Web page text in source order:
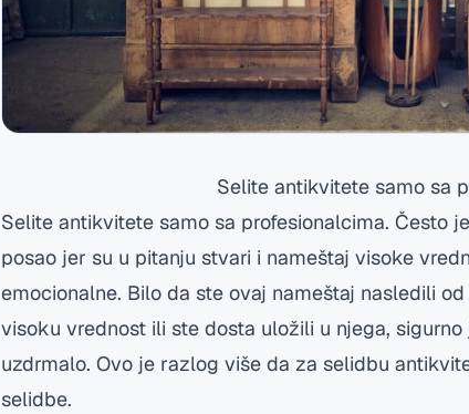
Selite antikvitete samo sa
Selite antikvitete samo sa profesionalcima. Često
posao jer su u pitanju stvari i nameštaj visoke
emocionalne. Bilo da ste ovaj nameštaj nasledili
visoku vrednost ili ste dosta uložili u njega,
uzdrmalo. Ovo je razlog više da za selidbu
selidbe.